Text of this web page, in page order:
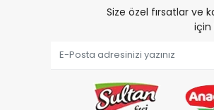
Size özel fırsatlar ve
için